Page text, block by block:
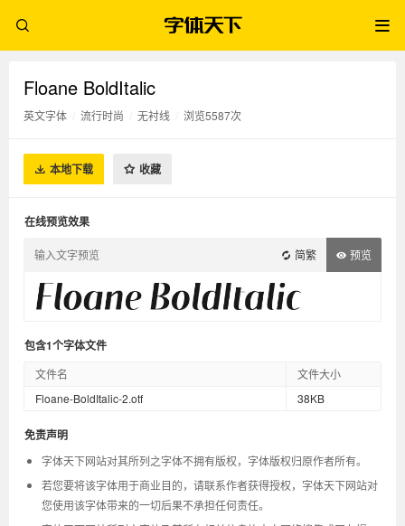
Floane BoldItalic
英文字体 流行时尚 无衬线 浏览5587次
本地下载 收藏
在线预览效果
简繁 预览
包含1个字体文件
文件名
文件大小
Floane-BoldItalic-2.otf
38KB
免责声明
字体天下网站对其所列之字体不拥有版权，字体版权归原作者所有。
若您要将该字体用于商业目的，请联系作者获得授权，字体天下网站对
您使用该字体带来的一切后果不承担任何责任。